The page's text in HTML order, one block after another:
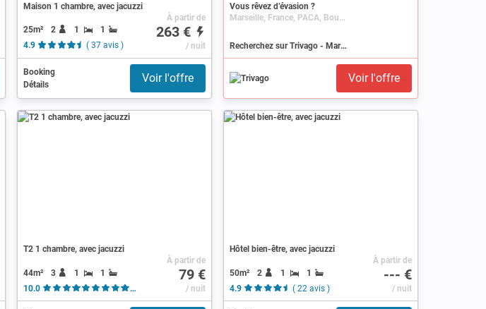
Maison 1 chambre, avec jacuzzi
25m² 2 1
1
4.9
( 37 avis )
À partir de
263 €
/ nuit
Booking
Détails
Voir l'offre
Vous rêvez d’évasion ?
Marseille, France, PACA, Bouches-du-Rhône
Recherchez sur Trivago - Marseille
Voir l'offre
T2 1 chambre, avec jacuzzi
44m² 3 1
1
10.0
À partir de
79 €
/ nuit
Hôtel bien-être, avec jacuzzi
50m² 2 1
1
4.9
( 22 avis )
À partir de
--- €
/ nuit